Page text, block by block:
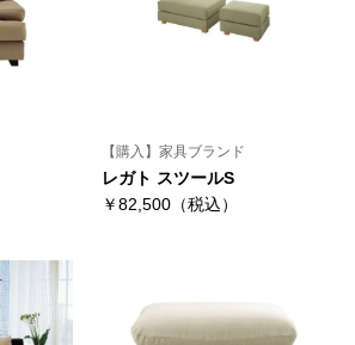
【購入】家具ブランド
レガト スツールS
￥82,500（税込）